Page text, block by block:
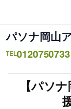
パソナ岡山
TEL0120750733
【パソ